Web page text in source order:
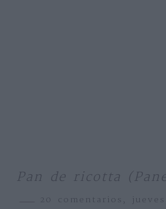
Pan de ricotta
20 comentarios,